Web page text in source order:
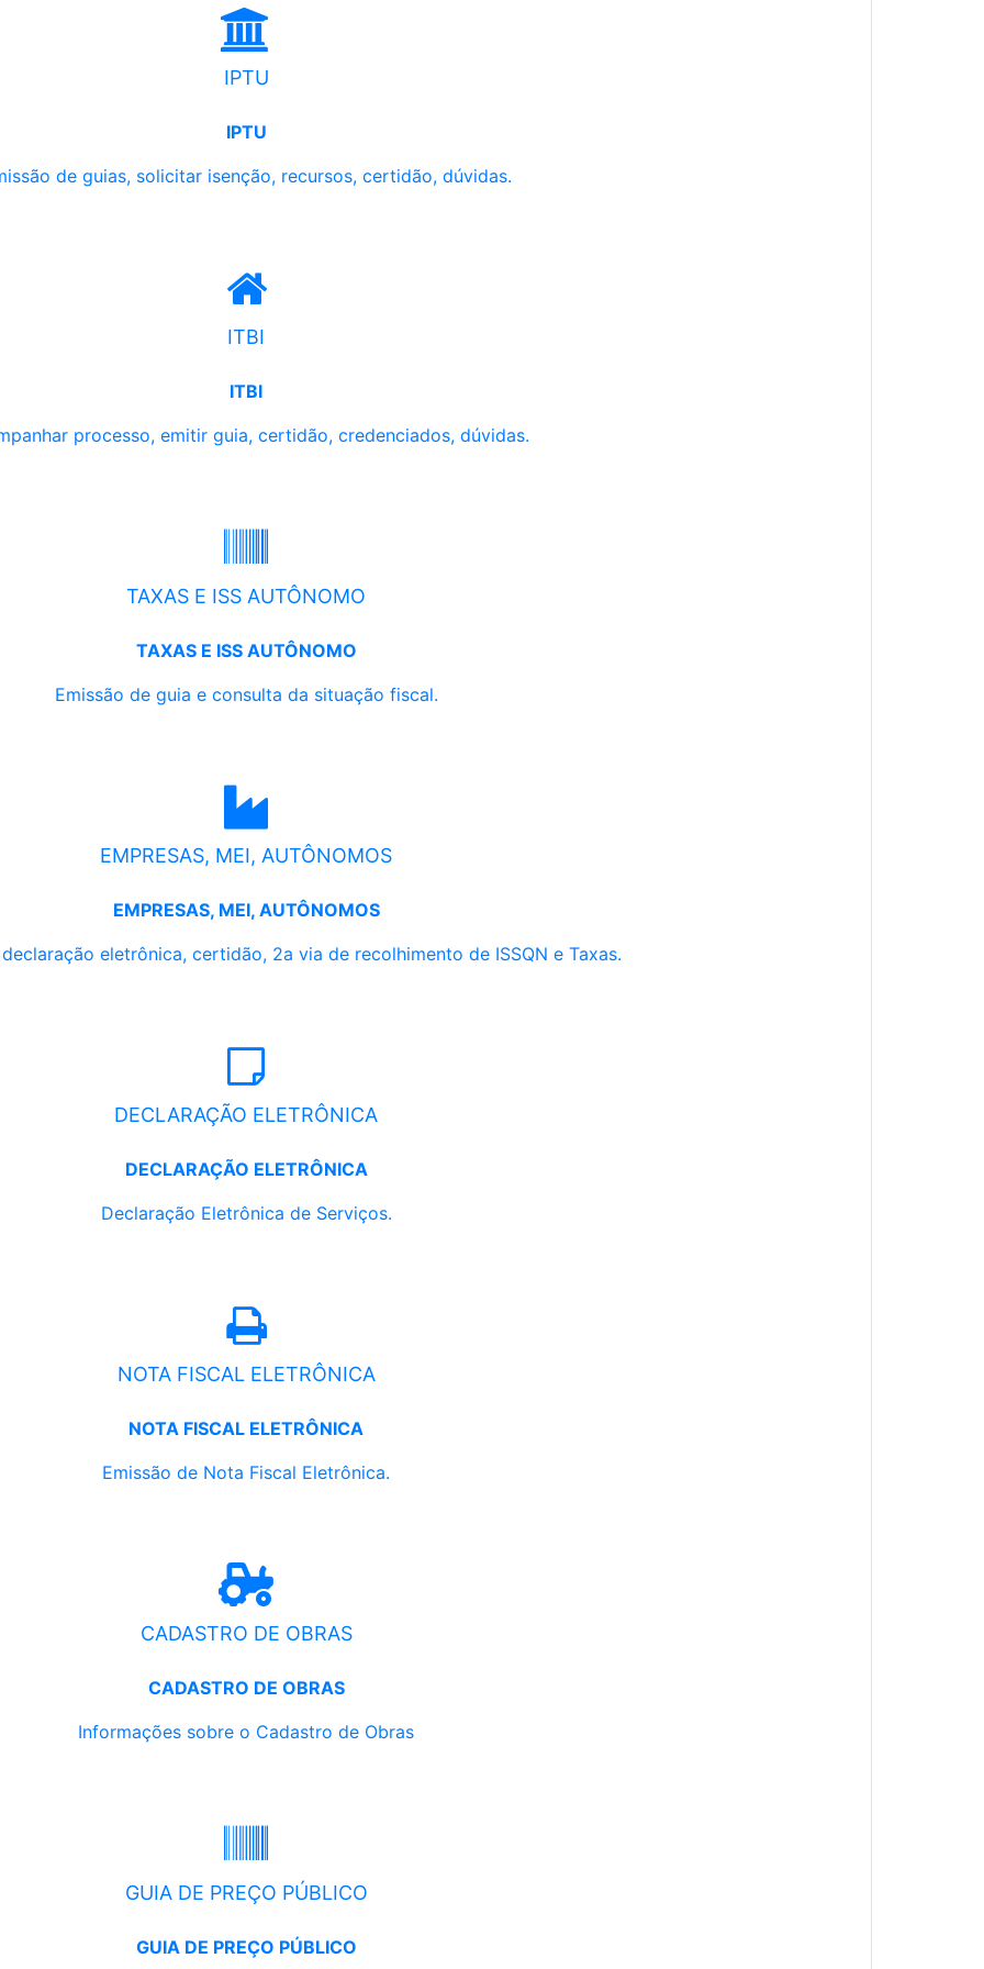
IPTU
IPTU
de guias, solicitar isenção, recursos, certidão, dúvidas.
ITBI
ITBI
processo, emitir guia, certidão, credenciados, dúvidas.
TAXAS E ISS AUTÔNOMO
TAXAS E ISS AUTÔNOMO
Emissão de guia e consulta da situação fiscal.
EMPRESAS, MEI, AUTÔNOMOS
EMPRESAS, MEI, AUTÔNOMOS
eletrônica, certidão, 2a via de recolhimento de ISSQN e Taxas.
DECLARAÇÃO ELETRÔNICA
DECLARAÇÃO ELETRÔNICA
Declaração Eletrônica de Serviços.
NOTA FISCAL ELETRÔNICA
NOTA FISCAL ELETRÔNICA
Emissão de Nota Fiscal Eletrônica.
CADASTRO DE OBRAS
CADASTRO DE OBRAS
Informações sobre o Cadastro de Obras
GUIA DE PREÇO PÚBLICO
GUIA DE PREÇO PÚBLICO